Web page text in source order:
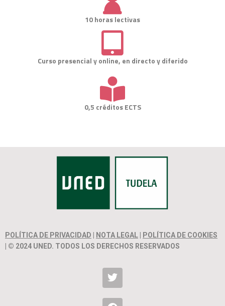
10 horas lectivas
Curso presencial y online, en directo y diferido
0,5 créditos ECTS
POLÍTICA DE PRIVACIDAD NOTA LEGAL
POLÍTICA DE COOKIES
| © 2024 UNED. TODOS LOS DERECHOS RESERVADOS
T
w
t
F